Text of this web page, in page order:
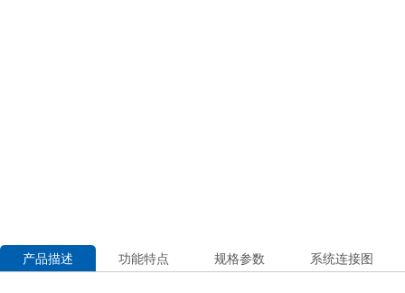
产品描述 功能特点 规格参数 系统连接图